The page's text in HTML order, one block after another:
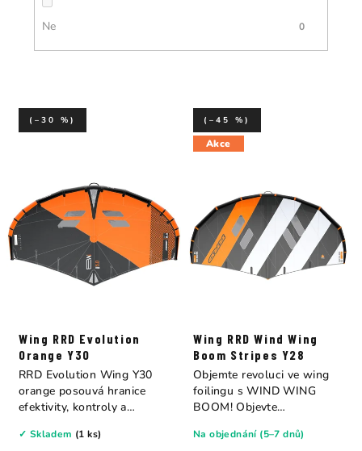
Ne 0
Wing RRD Evolution
Orange Y30
(–30 %)
✓ Skladem (1 ks)
RRD Evolution Wing Y30
orange posouvá hranice
efektivity, kontroly a
Akce
Wing RRD Wind Wing
Boom Stripes Y28
(–45 %)
Na objednání (5–7 dnů)
Objemte revoluci ve wing
foilingu s WIND WING
BOOM! Objevte
a...